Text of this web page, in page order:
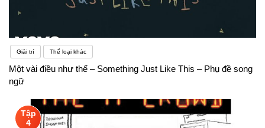
Giải trí Thể loại khác
Một vài điều như thế – Something Just Like This – Phụ đề song
ngữ
Tập
4